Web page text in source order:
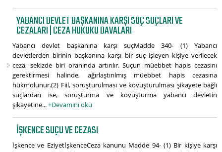
YABANCI DEVLET BAŞKANINA KARŞI SUÇ SUÇLARI VE
CEZALARI | CEZA HUKUKU DAVALARI
Yabancı devlet başkanına karşı suçMadde 340- (1) Yabancı
devletlerden birinin başkanına karşı bir suç işleyen kişiye verilecek
ceza, sekizde biri oranında artırılır. Suçun müebbet hapis cezasını
gerektirmesi halinde, ağırlaştırılmış müebbet hapis cezasına
hükmolunur.(2) Fiil, soruşturulması ve kovuşturulması şikayete bağlı
suçlardan ise, soruşturma ve kovuşturma yabancı devletin
şikayetine...+Devamını oku
İŞKENCE SUÇU VE CEZASI
İşkence ve EziyetİşkenceCeza kanunu Madde 94- (1) Bir kişiye karşı